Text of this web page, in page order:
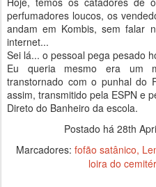
perfumadores loucos, os
andam em Kombis, sem falar
internet...
Sei lá... o pessoal pega pesado
Eu queria mesmo era um
transtornado com o punhal do
assim, transmitido pela ESPN e
Direto do Banheiro da escola.
Postado há 28th
Marcadores: fofão satânico
loira do